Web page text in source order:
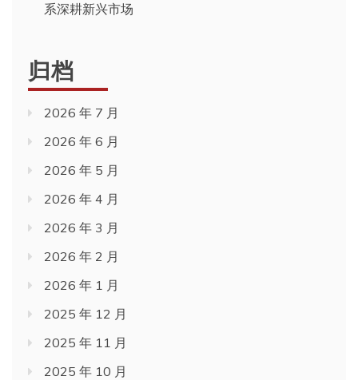
系深耕新兴市场
归档
2026 年 7 月
2026 年 6 月
2026 年 5 月
2026 年 4 月
2026 年 3 月
2026 年 2 月
2026 年 1 月
2025 年 12 月
2025 年 11 月
2025 年 10 月